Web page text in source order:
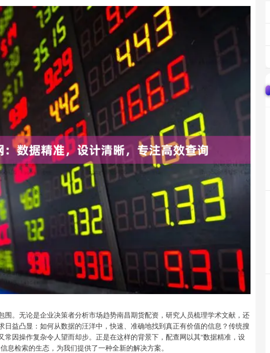
。无论是企业决策者分析市场趋势南昌期货配资，研究人员梳理学术文献，还
益凸显：如何从数据的汪洋中，快速、准确地找到真正有价值的信息？传统搜
因操作复杂令人望而却步。正是在这样的背景下，配查网以其“数据精准，设
息检索的生态，为我们提供了一种全新的解决方案。